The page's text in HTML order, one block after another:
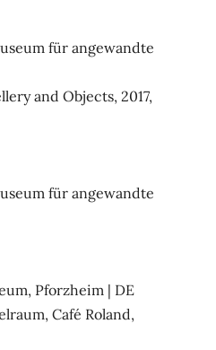
für angewandte
and Objects, 2017,
für angewandte
Pforzheim | DE
Café Roland,